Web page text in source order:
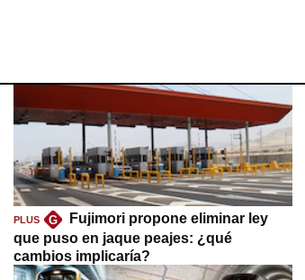
PLUS G
Fujimori propone eliminar ley
que puso en jaque peajes: ¿qué
cambios implicaría?